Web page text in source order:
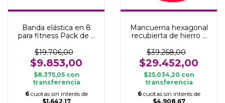
Banda elástica en 8
para fitness Pack de 3
$19.706,00
$9.853,00
$8.375,05 con
transferencia
6 cuotas sin interés de
$1.642,17
Mancuerna hexagonal
recubierta de hierro 3
$39.268,00
$29.452,00
$25.034,20 con
transferencia
6 cuotas sin interés de
$4.908,67